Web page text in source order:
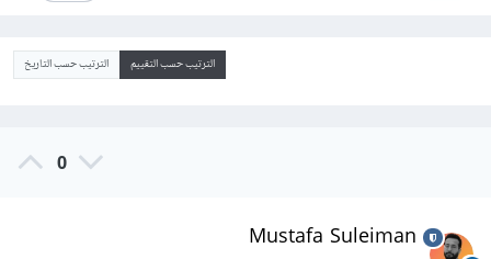
الترتيب حسب التقييم الترتيب حسب التاريخ
0
Mustafa Suleiman